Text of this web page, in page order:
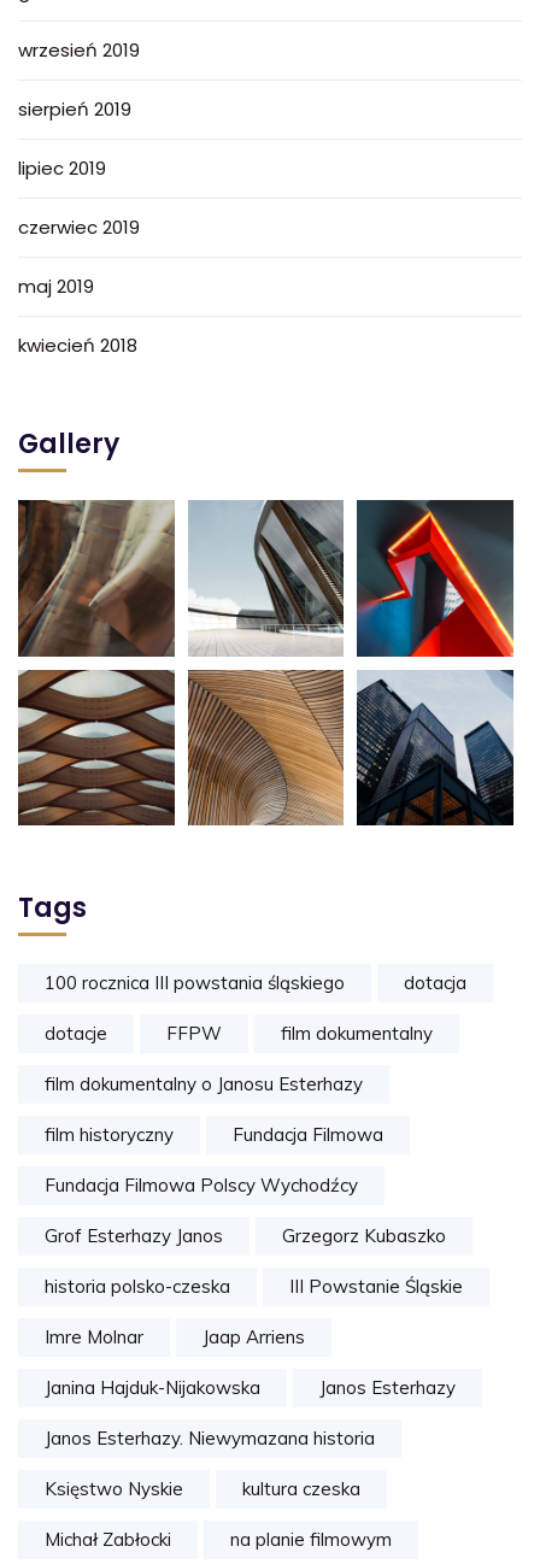
wrzesień 2019
sierpień 2019
lipiec 2019
czerwiec 2019
maj 2019
kwiecień 2018
Gallery
Tags
100 rocznica III powstania śląskiego dotacja
dotacje FFPW film dokumentalny
film dokumentalny o Janosu Esterhazy
film historyczny Fundacja Filmowa
Fundacja Filmowa Polscy Wychodźcy
Grof Esterhazy Janos Grzegorz Kubaszko
historia polsko-czeska III Powstanie Śląskie
Imre Molnar Jaap Arriens
Janina Hajduk-Nijakowska Janos Esterhazy
Janos Esterhazy. Niewymazana historia
Księstwo Nyskie kultura czeska
Michał Zabłocki na planie filmowym